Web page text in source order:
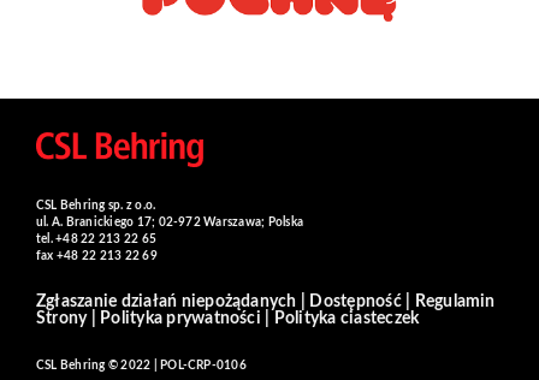
CSL Behring sp. z o.o.
ul. A. Branickiego 17; 02-972 Warszawa; Polska
tel. +48 22 213 22 65
fax +48 22 213 22 69
Zgłaszanie działań niepożądanych Dostępność|
Regulamin
Strony| Polityka prywatności Polityka ciasteczek
CSL Behring © 2022 | POL-CRP-0106